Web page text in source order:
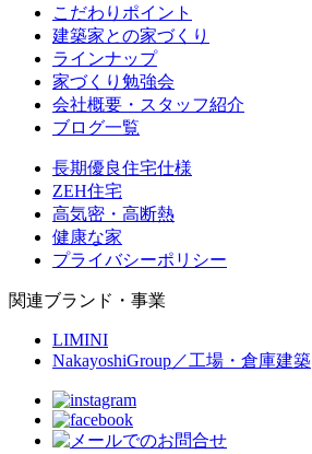
こだわりポイント
建築家との家づくり
ラインナップ
家づくり勉強会
会社概要・スタッフ紹介
ブログ一覧
長期優良住宅仕様
ZEH住宅
高気密・高断熱
健康な家
プライバシーポリシー
関連ブランド・事業
LIMINI
NakayoshiGroup／工場・倉庫建築